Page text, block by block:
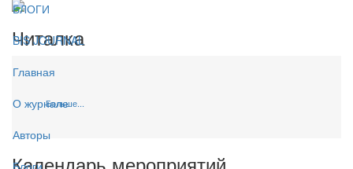
БЛОГИ
BIS JOURNAL
Главная
О журнале
Авторы
Блоги
Читалка
Больше...